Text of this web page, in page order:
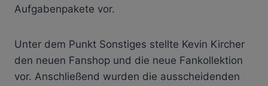
Aufgabenpakete vor.
Unter dem Punkt Sonstiges stellte Kevin Kircher
den neuen Fanshop und die neue Fankollektion
vor. Anschließend wurden die ausscheidenden